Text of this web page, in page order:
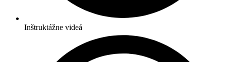
Inštruktážne videá